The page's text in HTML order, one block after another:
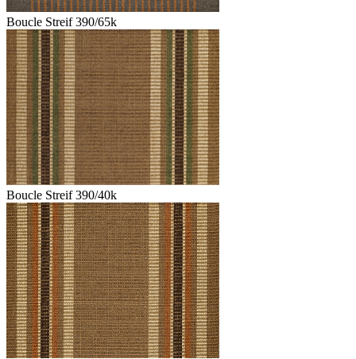
Boucle Streif 390/65k
Boucle Streif 390/40k